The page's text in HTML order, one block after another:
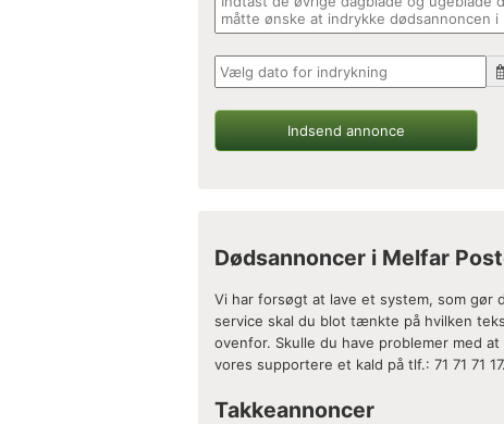
Indsend annonce
Dødsannoncer i Melfar
Vi har forsøgt at lave et system, som gør
service skal du blot tænkte på hvilken
ovenfor. Skulle du have problemer med
vores supportere et kald på tlf.: 71 71 71 17.
Takkeannoncer